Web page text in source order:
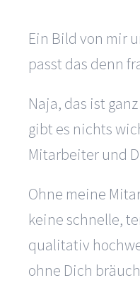
Ein Bild von mir
passt das denn
Naja, das ist
gibt es nichts
Mitarbeiter und
Ohne meine
keine schnelle,
qualitativ
ohne Dich